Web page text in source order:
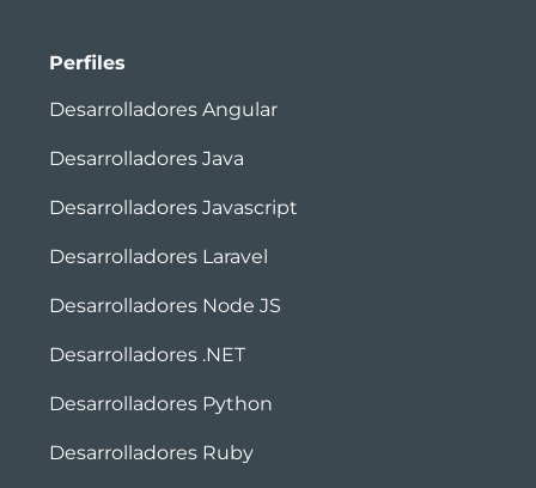
Perfiles
Desarrolladores Angular
Desarrolladores Java
Desarrolladores Javascript
Desarrolladores Laravel
Desarrolladores Node JS
Desarrolladores .NET
Desarrolladores Python
Desarrolladores Ruby